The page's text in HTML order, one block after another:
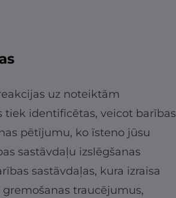
uz noteiktām
tiek identificētas, veicot barības
pētījumu, ko īsteno jūsu
sastāvdaļu izslēgšanas
sastāvdaļas, kura izraisa
traucējumus,